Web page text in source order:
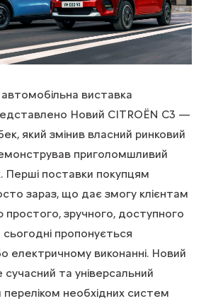
виставка
Новий CITROЁN С3 —
який змінив власний ринковий
приголомшливий
Перші поставки покупцям
зараз, що дає змогу клієнтам
простого, зручного, доступного
пропонується
електричному виконанні. Новий
та універсальний
необхідних систем